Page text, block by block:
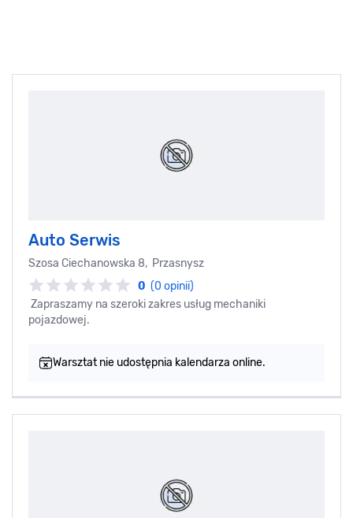
Auto Serwis
Szosa Ciechanowska 8, Przasnysz
0 (0 opinii)
Zapraszamy na szeroki zakres usług mechaniki
pojazdowej.
Warsztat nie udostępnia kalendarza online.